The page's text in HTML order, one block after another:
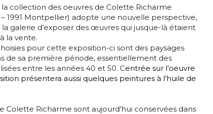
collection des oeuvres de Colette Richarme
– 1991 Montpellier) adopte une nouvelle perspective,
galerie d’exposer des œuvres qui jusque-là étaient
la vente.
pour cette exposition-ci sont des paysages
de sa première période, essentiellement des
entre les années 40 et 50. Centrée sur l’oeuvre
présentera aussi quelques peintures à l’huile de
Colette Richarme sont aujourd’hui conservées dans